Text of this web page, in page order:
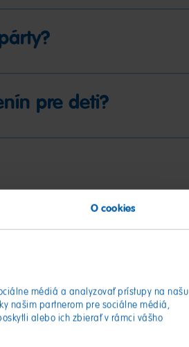
O cookies
médiá a analyzovať prístupy na našu
našim partnerom pre sociálne médiá,
alebo ich zbierať v rámci vášho
pre deti?